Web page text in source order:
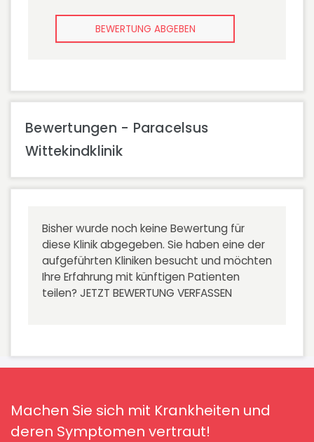
BEWERTUNG ABGEBEN
Bewertungen - Paracelsus
Wittekindklinik
Bisher wurde noch keine Bewertung für
diese Klinik abgegeben. Sie haben eine der
aufgeführten Kliniken besucht und möchten
Ihre Erfahrung mit künftigen Patienten
teilen? JETZT BEWERTUNG VERFASSEN
Machen Sie sich mit Krankheiten und
deren Symptomen vertraut!